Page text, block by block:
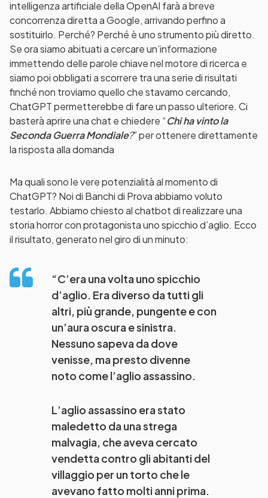
intelligenza artificiale della OpenAI farà a breve
concorrenza diretta a Google, arrivando perfino a
sostituirlo. Perché? Perché è uno strumento più diretto.
Se ora siamo abituati a cercare un’informazione
immettendo delle parole chiave nel motore di ricerca e
siamo poi obbligati a scorrere tra una serie di risultati
finché non troviamo quello che stavamo cercando,
ChatGPT permetterebbe di fare un passo ulteriore. Ci
basterà aprire una chat e chiedere “Chi ha vinto la
Seconda Guerra Mondiale?” per ottenere direttamente
la risposta alla domanda
Ma quali sono le vere potenzialità al momento di
ChatGPT? Noi di Banchi di Prova abbiamo voluto
testarlo. Abbiamo chiesto al chatbot di realizzare una
storia horror con protagonista uno spicchio d’aglio. Ecco
il risultato, generato nel giro di un minuto:
“C’era una volta uno spicchio
d’aglio. Era diverso da tutti gli
altri, più grande, pungente e con
un’aura oscura e sinistra.
Nessuno sapeva da dove
venisse, ma presto divenne
noto come l’aglio assassino.
L’aglio assassino era stato
maledetto da una strega
malvagia, che aveva cercato
vendetta contro gli abitanti del
villaggio per un torto che le
avevano fatto molti anni prima.